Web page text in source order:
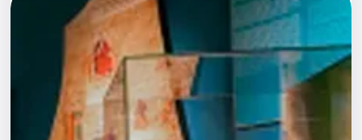
Выставки
Квесты
Экскурсии
Спорт